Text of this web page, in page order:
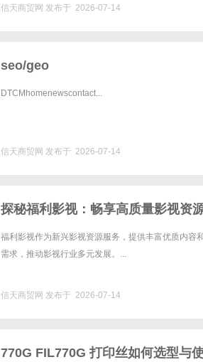
信天商贸网 发布于 2026-07-14
seo/geo
DTCMhomenewscontact...
信天商贸网 发布于 2026-07-14
探秘福利影视：畅享高质量影视资
福利影视作为新兴影视资源服务，提供丰富优质内容
需求，推动影视行业多元发展。...
信天商贸网 发布于 2026-07-14
770G FIL770G 打印丝如何选型与